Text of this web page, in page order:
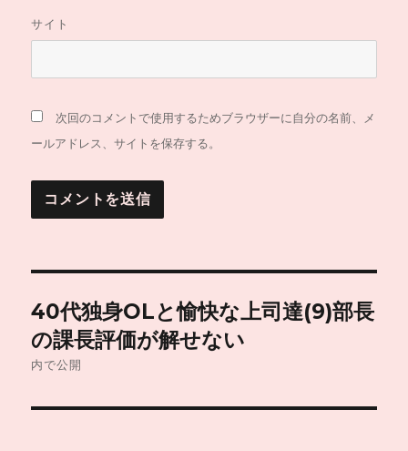
サイト
次回のコメントで使用するためブラウザーに自分の名前、メ
ールアドレス、サイトを保存する。
稿
ナ
ビ
40代独身OLと愉快な上司達(9)部長
の課長評価が解せない
内で公開